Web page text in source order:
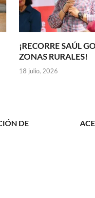
¡RECORRE SAÚL
ZONAS RURALES!
18 julio, 2026
DE